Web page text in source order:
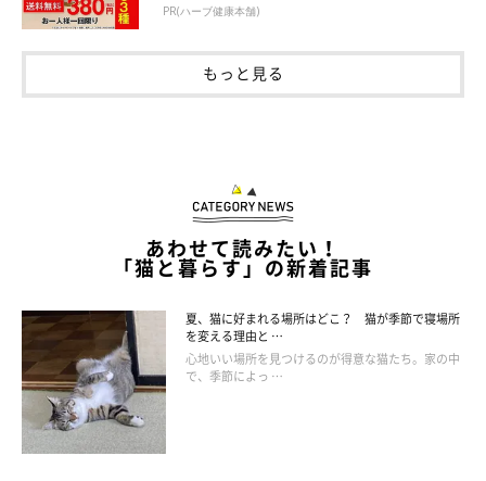
多くの猫が、トイレに対してもこだわりを持っています。
たとえば、トイレの容器、トイレの砂、置き場所、数など、トイ
レ環境が猫の好みに合っていない
します。
PR(ハーブ健康本舗)
もっと見る
あわせて読みたい！
「猫と暮らす」の新着記事
夏、猫に好まれる場所はどこ？ 猫が季節で寝場所
を変える理由と …
心地いい場所を見つけるのが得意な猫たち。家の中
で、季節によっ …